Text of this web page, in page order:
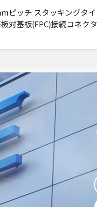
ピッチ スタッキングタイ
対基板(FPC)接続コネクタ